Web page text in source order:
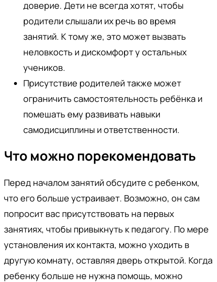
доверие. Дети не всегда хотят, чтобы
родители слышали их речь во время
занятий. К тому же, это может вызвать
неловкость и дискомфорт у остальных
учеников.
Присутствие родителей также может
ограничить самостоятельность ребёнка и
помешать ему развивать навыки
самодисциплины и ответственности.
Что можно порекомендовать
Перед началом занятий обсудите с ребенком,
что его больше устраивает. Возможно, он сам
попросит вас присутствовать на первых
занятиях, чтобы привыкнуть к педагогу. По мере
установления их контакта, можно уходить в
другую комнату, оставляя дверь открытой. Когда
ребенку больше не нужна помощь, можно